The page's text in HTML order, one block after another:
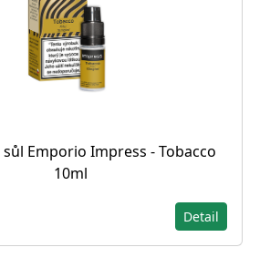
Emporio Impress - Tobacco
10ml
Detail